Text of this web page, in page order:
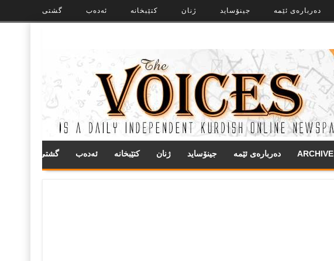
گشتی ئەدەب کتێبخانە ژنان جینۆساید ده‌رباره‌ی ئێمه
گشتی ئەدەب کتێبخانە ژنان جینۆساید ده‌رباره‌ی ئێمه ARCHIVE